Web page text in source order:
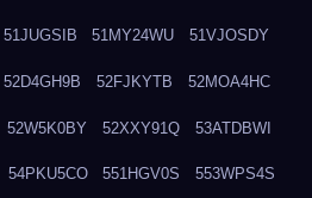
51JUGSIB 51MY24WU 51VJOSDY
52D4GH9B 52FJKYTB 52MOA4HC
52W5K0BY 52XXY91Q 53ATDBWI
54PKU5CO 551HGV0S 553WPS4S